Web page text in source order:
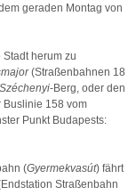
geraden Montag von
herum zu
(Straßenbahnen 18
Széchenyi-Berg, oder den
Buslinie 158 vom
Punkt Budapests:
(Gyermekvasút) fährt
Straßenbahn